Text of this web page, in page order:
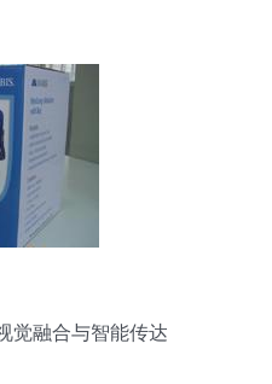
觉融合与智能传达